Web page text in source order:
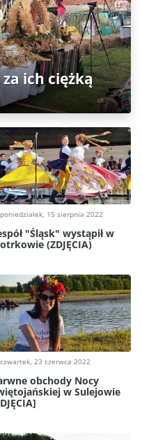
ich ciężką
15 sierpnia 2022
"Śląsk" wystąpił w
(ZDJĘCIA)
23 czerwca 2022
obchody Nocy
w Sulejowie